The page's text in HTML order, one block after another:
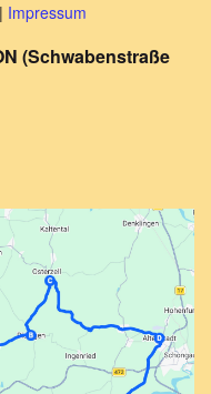
(Schwabenstraße
| Impressum